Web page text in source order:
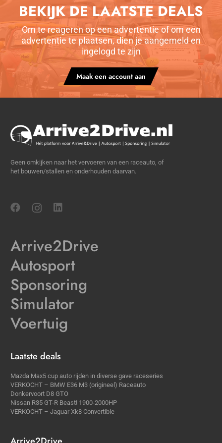
BEKIJK DE LAATSTE DEALS
Om te reageren op een advertentie of om een
advertentie te plaatsen, dien je aangemeld en
ingelogd te zijn
Maak een account aan
Geen omkijken naar het vervoeren van een raceauto, of
het bouwen/stallen en onderhouden daarvan.
Arrive2Drive
Autosport
Sponsoring
Simulator
Voertuig
Laatste deals
Mazda Max5 cup auto rijden in diverse gave raceseries
VERKOCHT – BMW E36 M3 (origineel) Raceauto
Donkervoort D8 GTO
Nissan R35 GT-R Beast! 1900-2000HP
VERKOCHT – Jaguar Xk8 Convertible